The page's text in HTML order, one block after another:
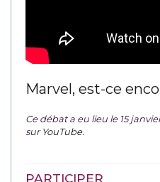
Marvel, est-ce
Ce débat a eu lieu le 15
surYouTube.
PARTICIPER